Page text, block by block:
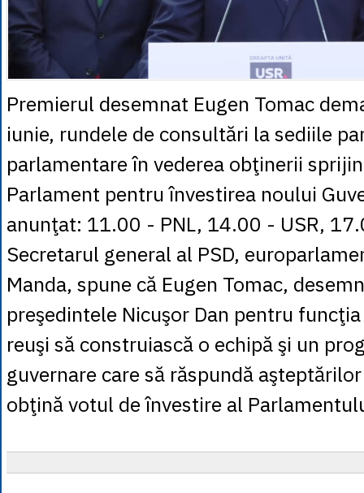
Premierul desemnat Eugen Tomac
iunie, rundele de consultări la sediile
parlamentare în vederea obţinerii
Parlament pentru învestirea noului
anunţat: 11.00 - PNL, 14.00 - USR,
Secretarul general al PSD,
Manda, spune că Eugen Tomac,
preşedintele Nicuşor Dan pentru
reuşi să construiască o echipă şi un
guvernare care să răspundă
obţină votul de învestire al